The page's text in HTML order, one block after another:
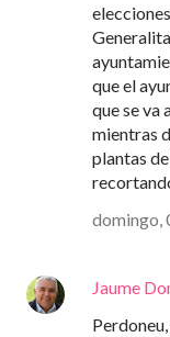
que el
que se va
mientras
plantas
domingo,
Jaume